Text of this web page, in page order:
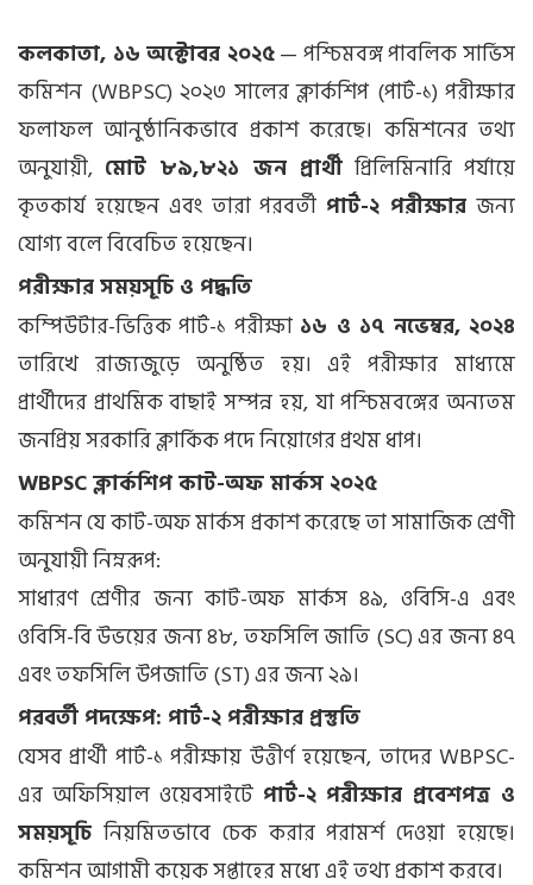
কলকাতা, ১৬ অক্টোবর ২০২৫— পশ্চিমবঙ্গ পাবলিক সার্ভিস
কমিশন (WBPSC) ২০২৩ সালের ক্লার্কশিপ (পার্ট-১) পরীক্ষার
ফলাফল আনুষ্ঠানিকভাবে প্রকাশ করেছে। কমিশনের তথ্য
অনুযায়ী, মোট ৮৯,৮২১ জন প্রার্থীপ্রিলিমিনারি পর্যায়ে
কৃতকার্য হয়েছেন এবং তারা পরবর্তী পার্ট-২ পরীক্ষার জন্য
যোগ্য বলে বিবেচিত হয়েছেন।
পরীক্ষার সময়সূচি ও পদ্ধতি
কম্পিউটার-ভিত্তিক পার্ট-১ পরীক্ষা ১৬ ও ১৭ নভেম্বর, ২০২৪
তারিখে রাজ্যজুড়ে অনুষ্ঠিত হয়। এই পরীক্ষার মাধ্যমে
প্রার্থীদের প্রাথমিক বাছাই সম্পন্ন হয়, যা পশ্চিমবঙ্গের অন্যতম
জনপ্রিয় সরকারি ক্লার্কিক পদে নিয়োগের প্রথম ধাপ।
WBPSC ক্লার্কশিপ কাট-অফ মার্কস ২০২৫
কমিশন যে কাট-অফ মার্কস প্রকাশ করেছে তা সামাজিক শ্রেণী
অনুযায়ী নিম্নরূপ:
সাধারণ শ্রেণীর জন্য কাট-অফ মার্কস ৪৯, ওবিসি-এ এবং
ওবিসি-বি উভয়ের জন্য ৪৮, তফসিলি জাতি (SC) এর জন্য ৪৭
এবং তফসিলি উপজাতি (ST) এর জন্য ২৯।
পরবর্তী পদক্ষেপ: পার্ট-২ পরীক্ষার প্রস্তুতি
যেসব প্রার্থী পার্ট-১ পরীক্ষায় উত্তীর্ণ হয়েছেন, তাদের WBPSC-
এর অফিসিয়াল ওয়েবসাইটে পার্ট-২ পরীক্ষার প্রবেশপত্র ও
সময়সূচি নিয়মিতভাবে চেক করার পরামর্শ দেওয়া হয়েছে।
কমিশন আগামী কয়েক সপ্তাহের মধ্যে এই তথ্য প্রকাশ করবে।